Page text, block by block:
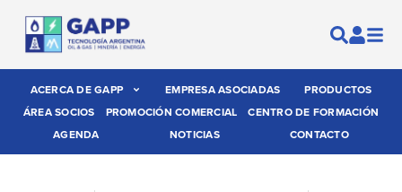
ACERCA DE GAPP EMPRESA ASOCIADAS
PRODUCTOS
ÁREA SOCIOS
PROMOCIÓN COMERCIAL
CENTRO DE FORMACIÓN
AGENDA
NOTICIAS CONTACTO